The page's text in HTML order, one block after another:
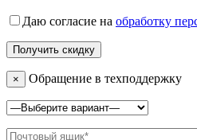
Даю согласие на обработку
× Обращение в техподдержку